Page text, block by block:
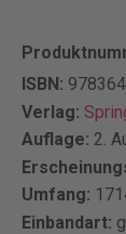
ISBN:
Verlag:
Auflage: 2.
Umfang:
Einbandart: